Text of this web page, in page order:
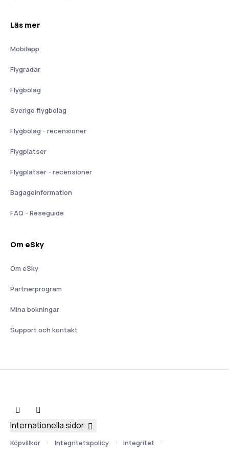
Läs mer
Mobilapp
Flygradar
Flygbolag
Sverige flygbolag
Flygbolag - recensioner
Flygplatser
Flygplatser - recensioner
Bagageinformation
FAQ - Reseguide
Om eSky
Om eSky
Partnerprogram
Mina bokningar
Support och kontakt
Köpvillkor Integritetspolicy Integritet
Internationella sidor